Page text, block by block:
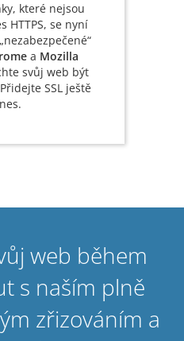
které nejsou
HTTPS, se nyní
a Mozilla
svůj web být
SSL ještě
web během
s naším plně
zřizováním a